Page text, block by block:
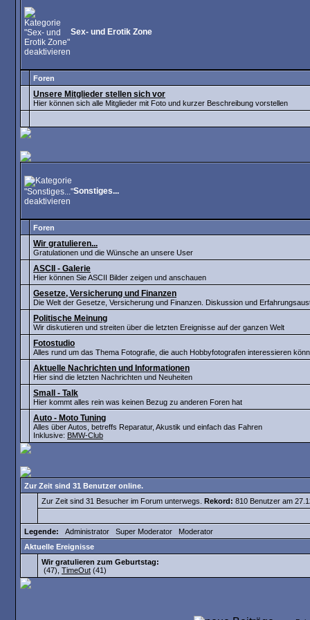
Sex- und Erotik Zone
Foren
Unsere Mitglieder stellen sich vor
Hier können sich alle Mitglieder mit Foto und kurzer Beschreibung vorstellen
Sonstiges...
Foren
Wir gratulieren...
Gratulationen und die Wünsche an unsere User
ASCII - Galerie
Hier können Sie ASCII Bilder zeigen und anschauen
Gesetze, Versicherung und Finanzen
Die Welt der Gesetze, Versicherung und Finanzen. Diskussion und
Politische Meinung
Wir diskutieren und streiten über die letzten Ereignisse auf der ganzen Welt
Fotostudio
Alles rund um das Thema Fotografie, die auch Hobbyfotografen interessieren
Aktuelle Nachrichten und Informationen
Hier sind die letzten Nachrichten und Neuheiten
Small - Talk
Hier kommt alles rein was keinen Bezug zu anderen Foren hat
Auto - Moto Tuning
Alles über Autos, betreffs Reparatur, Akustik und einfach das Fahren
Inklusive: BMW-Club
Zur Zeit sind 31 Benutzer online.
Zur Zeit sind 31 Besucher im Forum unterwegs. Rekord: 810 Benutzer am
Legende: Administrator Super Moderator
Moderator
Aktuelle Ereignisse
Wir gratulieren zum Geburtstag:
(47), TimeOut (41)